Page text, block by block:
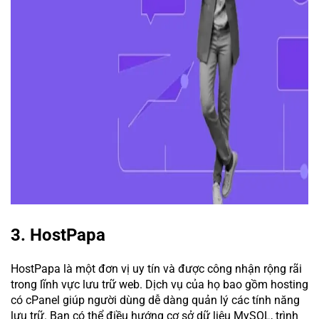
3. HostPapa
HostPapa là một đơn vị uy tín và được công nhận rộng rãi
trong lĩnh vực lưu trữ web. Dịch vụ của họ bao gồm hosting
có cPanel giúp người dùng dễ dàng quản lý các tính năng
lưu trữ. Bạn có thể điều hướng cơ sở dữ liệu MySQL, trình